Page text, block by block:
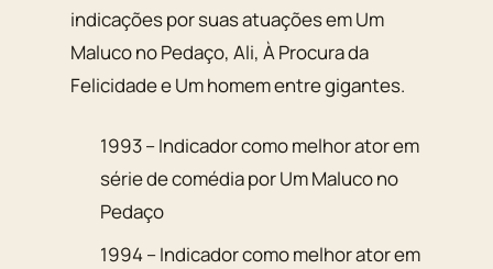
indicações por suas atuações em Um
Maluco no Pedaço, Ali, À Procura da
Felicidade e Um homem entre gigantes.
1993 – Indicador como melhor ator em
série de comédia por Um Maluco no
Pedaço
1994 – Indicador como melhor ator em